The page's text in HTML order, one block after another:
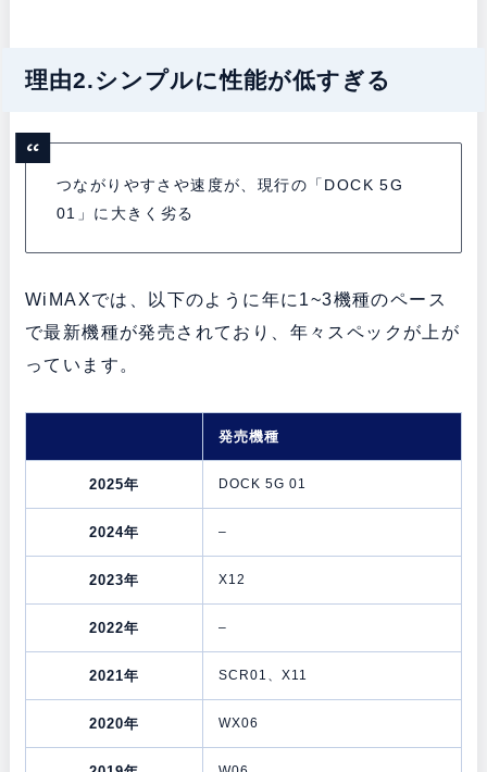
理由2.シンプルに性能が低すぎる
つながりやすさや速度が、現行の「DOCK 5G
01」に大きく劣る
WiMAXでは、以下のように年に1~3機種のペース
で最新機種が発売されており、年々スペックが上が
っています。
発売機種
2025年 DOCK 5G 01
2024年 –
2023年 X12
2022年 –
2021年 SCR01、X11
2020年 WX06